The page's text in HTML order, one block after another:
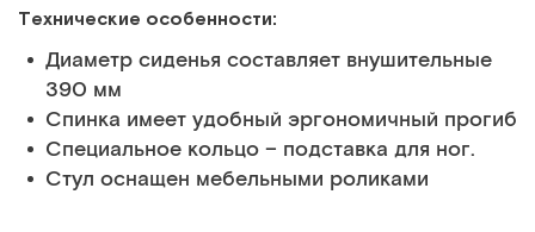
Технические особенности:
Диаметр сиденья составляет внушительные
390 мм
Спинка имеет удобный эргономичный прогиб
Специальное кольцо – подставка для ног.
Cтул оснащен мебельными роликами